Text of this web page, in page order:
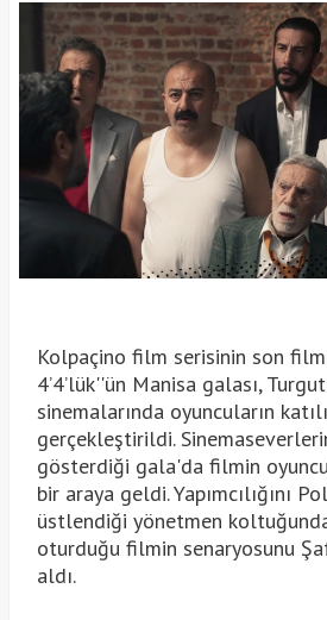
Kolpaçino film serisinin son
4’4’lük''ün Manisa galası,
sinemalarında oyuncuların
gerçekleştirildi.
gösterdiği gala'da filmin
bir araya geldi. Yapımcılığını
üstlendiği yönetmen
oturduğu filmin senaryosunu
aldı.